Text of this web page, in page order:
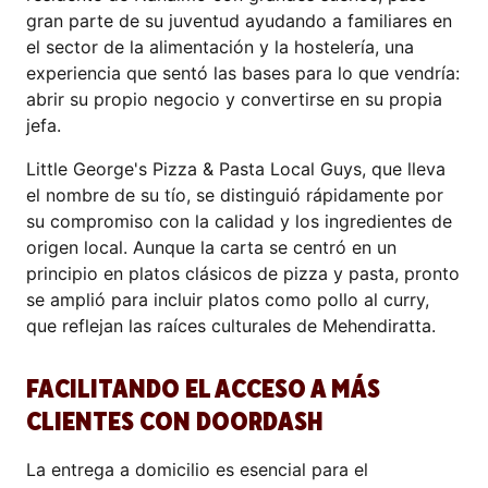
gran parte de su juventud ayudando a familiares en
el sector de la alimentación y la hostelería, una
experiencia que sentó las bases para lo que vendría:
abrir su propio negocio y convertirse en su propia
jefa.
Little George's Pizza & Pasta Local Guys, que lleva
el nombre de su tío, se distinguió rápidamente por
su compromiso con la calidad y los ingredientes de
origen local. Aunque la carta se centró en un
principio en platos clásicos de pizza y pasta, pronto
se amplió para incluir platos como pollo al curry,
que reflejan las raíces culturales de Mehendiratta.
FACILITANDO EL ACCESO A MÁS
CLIENTES CON DOORDASH
La entrega a domicilio es esencial para el